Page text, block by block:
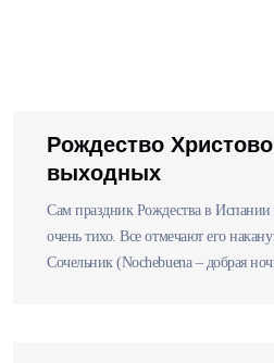
Рождество
выходных
Сам праздник Рождества в
очень тихо. Все отмечают его
Сочельник (Nochebuena – добрая